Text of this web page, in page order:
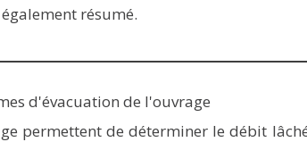
résumé.
d'évacuation de l'ouvrage
permettent de déterminer le débit